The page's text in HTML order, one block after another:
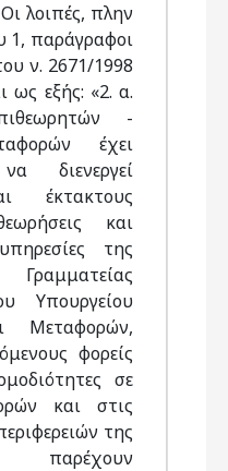
λοιπές, πλην
1, παράγραφοι
ν. 2671/1998
ως εξής: «2. α.
-
έχει
διενεργεί
έκτακτους
και
της
Υπουργείου
Μεταφορών,
φορείς
σε
και στις
της